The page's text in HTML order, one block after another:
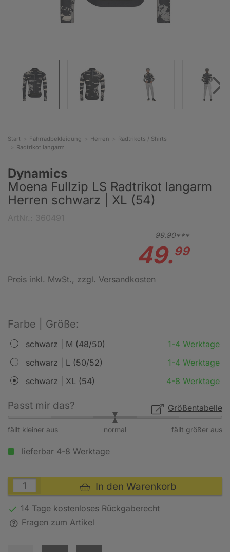
Start Fahrradbekleidung Herren
Radtrikots / Shirts
Radtrikot langarm
Dynamics
Moena Fullzip LS Radtrikot langarm
Herren schwarz | XL (54)
99.90***
49.99
Preis inkl. MwSt., zzgl. Versandkosten
Farbe | Größe:
schwarz | M (48/50)
1-4 Werktage
schwarz | L (50/52)
1-4 Werktage
schwarz | XL (54)
4-8 Werktage
Größentabelle
Passt mir das?
fällt kleiner aus fällt größer aus
normal
lieferbar 4-8 Werktage
In den Warenkorb
14 Tage kostenloses Rückgaberecht
Fragen zum Artikel